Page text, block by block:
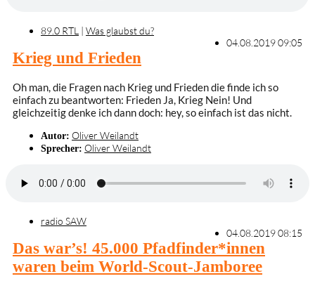
89.0 RTL | Was glaubst du?
04.08.2019 09:05
Krieg und Frieden
Oh man, die Fragen nach Krieg und Frieden die finde ich so
einfach zu beantworten: Frieden Ja, Krieg Nein! Und
gleichzeitig denke ich dann doch: hey, so einfach ist das nicht.
Autor: Oliver Weilandt
Sprecher: Oliver Weilandt
radio SAW
04.08.2019 08:15
Das war’s! 45.000 Pfadfinder*innen
waren beim World-Scout-Jamboree